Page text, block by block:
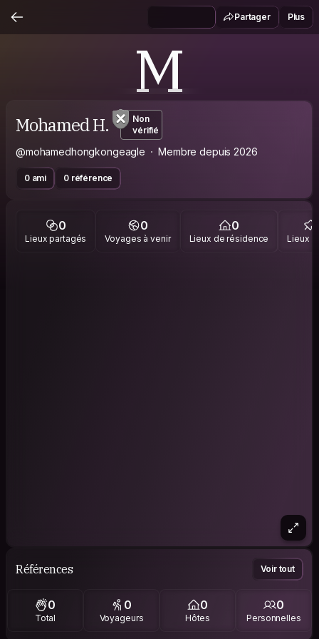
Partager Plus
M
Mohamed H.
Non
vérifié
@mohamedhongkongeagle Membre depuis 2026
0 ami 0 référence
0
Lieux partagés
0
Voyages à venir
0
Lieux de résidence Lieux
Références Voir tout
0
Total
0
Voyageurs
0
Hôtes
0
Personnelles